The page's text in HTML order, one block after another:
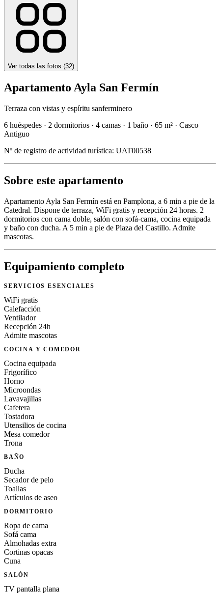
Ver todas las fotos (32)
Apartamento Ayla San Fermín
Terraza con vistas y espíritu sanferminero
6 huéspedes · 2 dormitorios · 4 camas · 1 baño · 65 m² · Casco
Antiguo
Nº de registro de actividad turística: UAT00538
Sobre este apartamento
Apartamento Ayla San Fermín está en Pamplona, a 6 min a pie de la
Catedral. Dispone de terraza, WiFi gratis y recepción 24 horas. 2
dormitorios con cama doble, salón con sofá-cama, cocina equipada
y baño con ducha. A 5 min a pie de Plaza del Castillo. Admite
mascotas.
Equipamiento completo
SERVICIOS ESENCIALES
WiFi gratis
Calefacción
Ventilador
Recepción 24h
Admite mascotas
COCINA Y COMEDOR
Cocina equipada
Frigorífico
Horno
Microondas
Lavavajillas
Cafetera
Tostadora
Utensilios de cocina
Mesa comedor
Trona
BAÑO
Ducha
Secador de pelo
Toallas
Artículos de aseo
DORMITORIO
Ropa de cama
Sofá cama
Almohadas extra
Cortinas opacas
Cuna
SALÓN
TV pantalla plana